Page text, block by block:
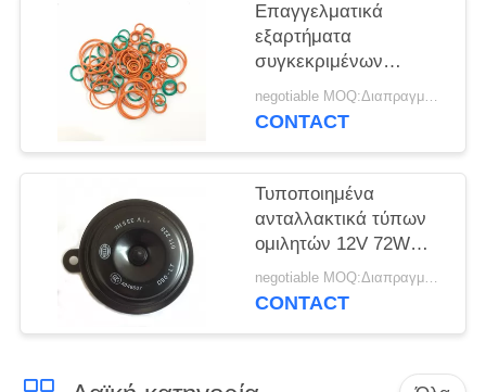
Επαγγελματικά
εξαρτήματα
συγκεκριμένων
αντλιών εξαρτήσεων
επισκευής βαλβίδων
negotiable MOQ:Διαπραγματεύσιμο
CONTACT
Τυποποιημένα
ανταλλακτικά τύπων
ομιλητών 12V 72W
δίσκων μεγέθους για
τη συγκεκριμένη
negotiable MOQ:Διαπραγματεύσιμο
CONTACT